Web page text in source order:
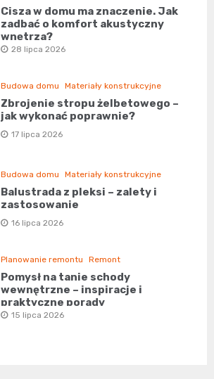
Cisza w domu ma znaczenie. Jak
zadbać o komfort akustyczny
wnętrza?
28 lipca 2026
Budowa domu Materiały konstrukcyjne
Zbrojenie stropu żelbetowego –
jak wykonać poprawnie?
17 lipca 2026
Budowa domu Materiały konstrukcyjne
Balustrada z pleksi – zalety i
zastosowanie
16 lipca 2026
Planowanie remontu Remont
Pomysł na tanie schody
wewnętrzne – inspiracje i
praktyczne porady
15 lipca 2026